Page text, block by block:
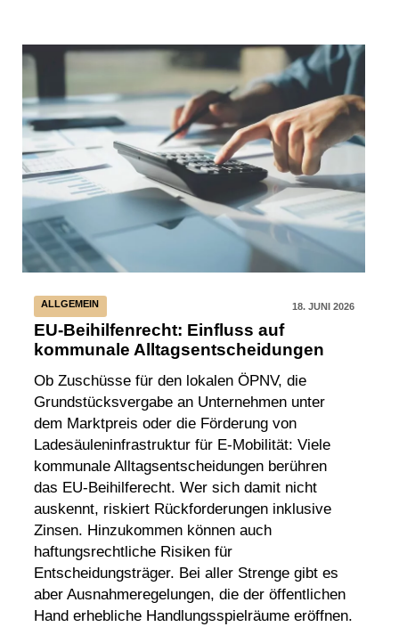
ALLGEMEIN 18. JUNI 2026
EU-Beihilfenrecht: Einfluss auf
kommunale Alltagsentscheidungen
Ob Zuschüsse für den lokalen ÖPNV, die
Grundstücksvergabe an Unternehmen unter
dem Marktpreis oder die Förderung von
Ladesäuleninfrastruktur für E-Mobilität: Viele
kommunale Alltagsentscheidungen berühren
das EU-Beihilferecht. Wer sich damit nicht
auskennt, riskiert Rückforderungen inklusive
Zinsen. Hinzukommen können auch
haftungsrechtliche Risiken für
Entscheidungsträger. Bei aller Strenge gibt es
aber Ausnahmeregelungen, die der öffentlichen
Hand erhebliche Handlungsspielräume eröffnen.